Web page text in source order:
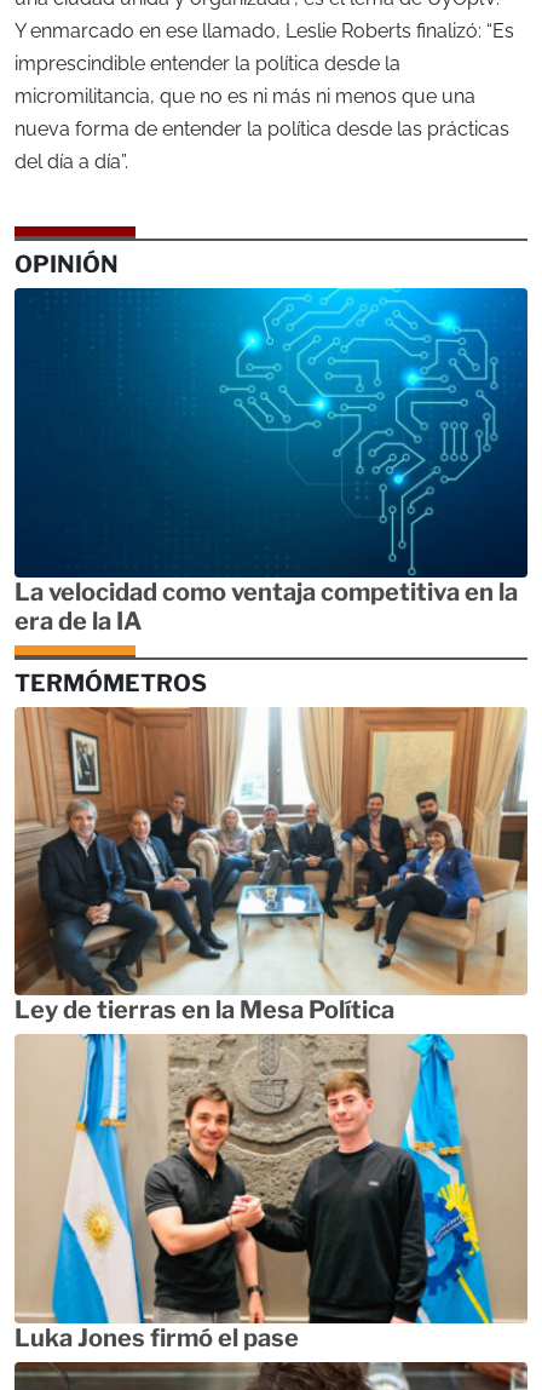
Y enmarcado en ese llamado, Leslie Roberts finalizó: “Es
imprescindible entender la política desde la
micromilitancia, que no es ni más ni menos que una
nueva forma de entender la política desde las prácticas
del día a día”.
OPINIÓN
La velocidad como ventaja competitiva en la
era de la IA
TERMÓMETROS
Ley de tierras en la Mesa Política
Luka Jones firmó el pase